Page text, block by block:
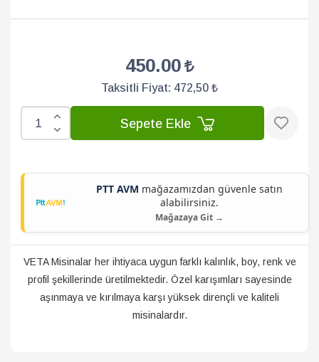
450.00
Taksitli Fiyat: 472,50 ₺
Sepete Ekle
PTT AVM mağazamızdan güvenle satın
alabilirsiniz.
Mağazaya Git →
VETA Misinalar her ihtiyaca uygun farklı kalınlık, boy, renk ve
profil şekillerinde üretilmektedir. Özel karışımları sayesinde
aşınmaya ve kırılmaya karşı yüksek dirençli ve kaliteli
misinalardır.